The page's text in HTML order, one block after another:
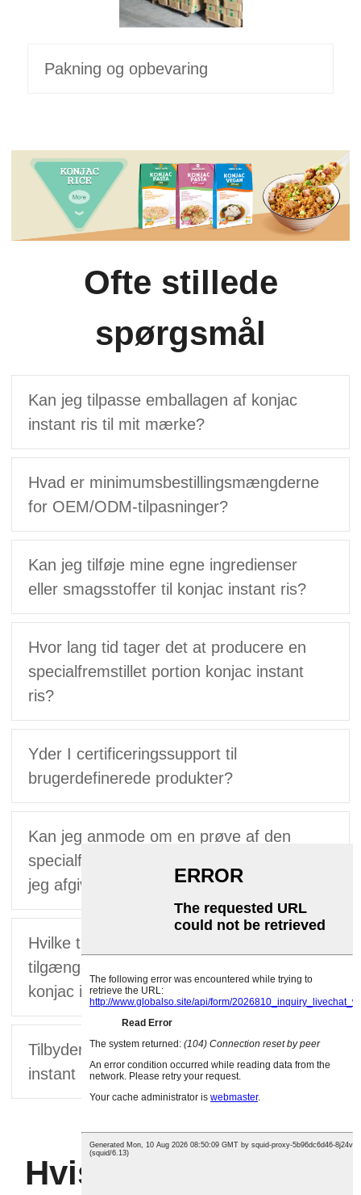
Pakning og opbevaring
Ofte stillede
spørgsmål
Kan jeg tilpasse emballagen af ​​konjac
instant ris til mit mærke?
Hvad er minimumsbestillingsmængderne
for OEM/ODM-tilpasninger?
Kan jeg tilføje mine egne ingredienser
eller smagsstoffer til konjac instant ris?
Hvor lang tid tager det at producere en
specialfremstillet portion konjac instant
ris?
Yder I certificeringssupport til
brugerdefinerede produkter?
Kan jeg anmode om en prøve af den
specialfremstillede konjac instant ris, før
jeg afgiver en stor ordre?
Hvilke tilpasningsmuligheder er
tilgængelige for næringsindholdet i
konjac instant ris?
Tilbyder I private label-tjenester til konjac
instant ris?
Hvis du er i konjac-